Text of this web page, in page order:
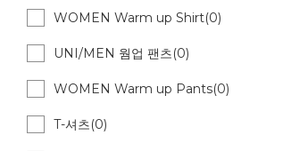
WOMEN Warm up Shirt(0)
UNI/MEN 웜업 팬츠(0)
WOMEN Warm up Pants(0)
T-셔츠(0)